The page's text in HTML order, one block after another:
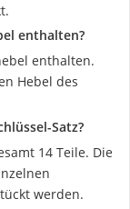
enthalten?
enthalten.
Hebel des
Satz?
14 Teile. Die
werden.